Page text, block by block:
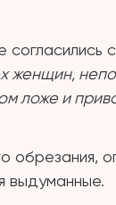
женщин,
ложе и
обрезания,
выдуманные.